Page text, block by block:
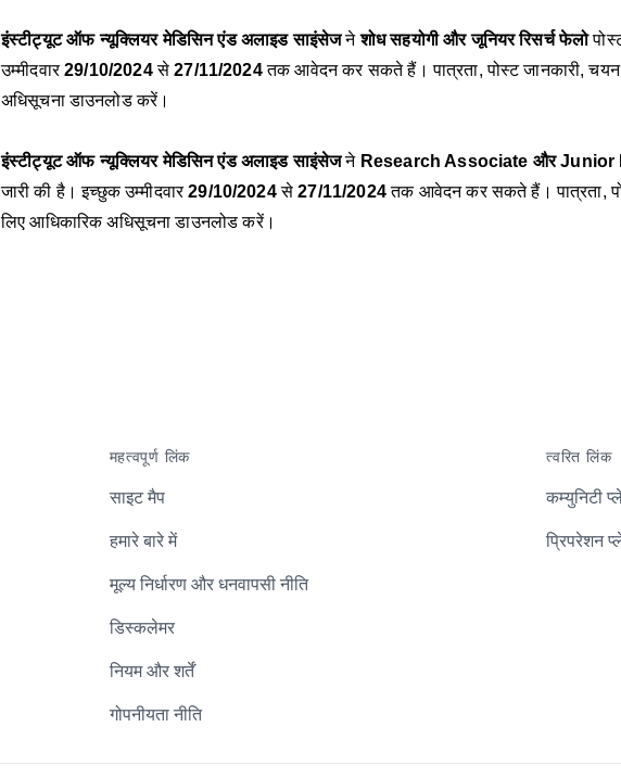
इंस्टीट्यूट ऑफ न्यूक्लियर मेडिसिन एंड अलाइड साइंसेजनेशोध सहयोगी और जूनियर रिसर्च फेलो
उम्मीदवार29/10/2024से27/11/2024तक आवेदन कर सकते हैं। पात्रता, पोस्ट जानकारी,
अधिसूचना डाउनलोड करें।
इंस्टीट्यूट ऑफ न्यूक्लियर मेडिसिन एंड अलाइड साइंसेजने Research Associate और Junior
जारी की है। इच्छुक उम्मीदवार29/10/2024से27/11/2024तक आवेदन कर सकते हैं। पात्रता,
लिए आधिकारिक अधिसूचना डाउनलोड करें।
महत्वपूर्ण लिंक
साइट मैप
हमारे बारे में
मूल्य निर्धारण और धनवापसी नीति
डिस्कलेमर
नियम और शर्तें
गोपनीयता नीति
त्वरित लिंक
कम्युनिटी
प्रिपरेशन